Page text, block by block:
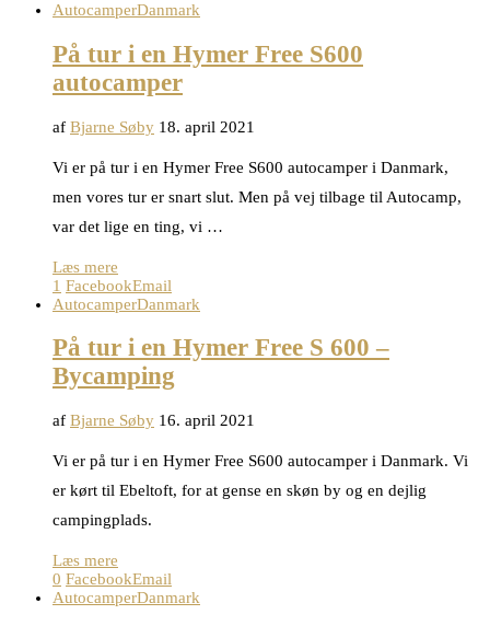
AutocamperDanmark
På tur i en Hymer Free S600
autocamper
af Bjarne Søby 18. april 2021
Vi er på tur i en Hymer Free S600 autocamper i Danmark,
men vores tur er snart slut. Men på vej tilbage til Autocamp,
var det lige en ting, vi …
Læs mere
1 FacebookEmail
AutocamperDanmark
På tur i en Hymer Free S 600 –
Bycamping
af Bjarne Søby 16. april 2021
Vi er på tur i en Hymer Free S600 autocamper i Danmark. Vi
er kørt til Ebeltoft, for at gense en skøn by og en dejlig
campingplads.
Læs mere
0 FacebookEmail
AutocamperDanmark